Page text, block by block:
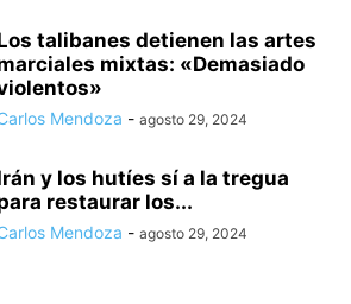
talibanes detienen las artes
mixtas: «Demasiado
Mendoza - agosto 29, 2024
y los hutíes sí a la tregua
restaurar los...
Mendoza - agosto 29, 2024